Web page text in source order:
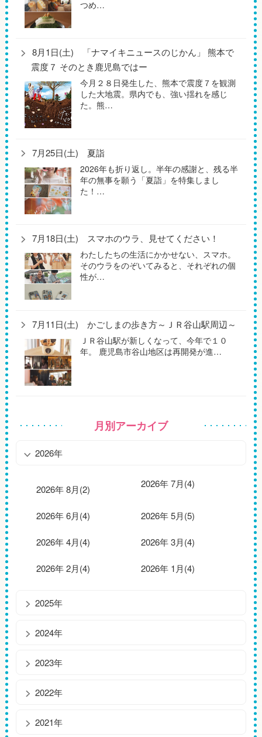
つめ…
8月1日(土) 「ナマイキニュースのじかん」 熊本で
震度７ そのとき鹿児島ではー
今月２８日発生した、熊本で震度７を観測
した大地震。県内でも、強い揺れを感じ
た。熊…
7月25日(土) 夏詣
2026年も折り返し。半年の感謝と、残る半
年の無事を願う「夏詣」を特集しまし
た！…
7月18日(土) スマホのウラ、見せてください！
わたしたちの生活にかかせない、スマホ。
そのウラをのぞいてみると、それぞれの個
性が…
7月11日(土) かごしまの歩き方～ＪＲ谷山駅周辺～
ＪＲ谷山駅が新しくなって、今年で１０
年。 鹿児島市谷山地区は再開発が進…
月別アーカイブ
2026年
2026年 8月(2) 2026年 7月(4)
2026年 6月(4) 2026年 5月(5)
2026年 4月(4) 2026年 3月(4)
2026年 2月(4) 2026年 1月(4)
2025年
2024年
2023年
2022年
2021年